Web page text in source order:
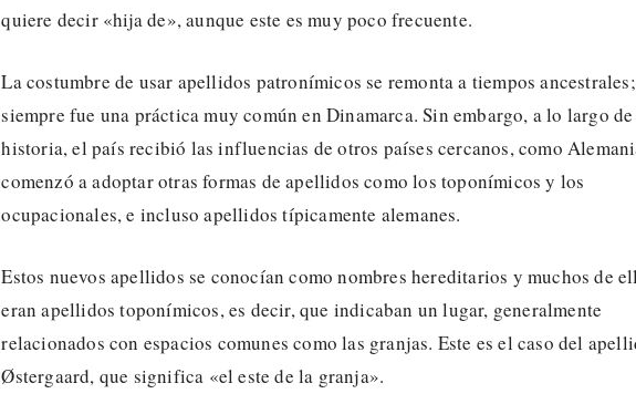
quiere decir «hija de», aunque este es muy poco frecuente.
La costumbre de usar apellidos patronímicos se remonta a tiempos ancestrales;
siempre fue una práctica muy común en Dinamarca. Sin embargo, a lo largo
historia, el país recibió las influencias de otros países cercanos, como
comenzó a adoptar otras formas de apellidos como los toponímicos y los
ocupacionales, e incluso apellidos típicamente alemanes.
Estos nuevos apellidos se conocían como nombres hereditarios y muchos de
eran apellidos toponímicos, es decir, que indicaban un lugar, generalmente
relacionados con espacios comunes como las granjas. Este es el caso del
Østergaard, que significa «el este de la granja».